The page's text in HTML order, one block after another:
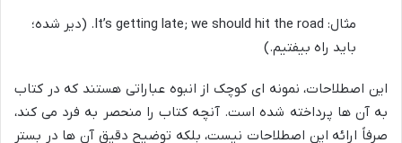
مثال: It’s getting late; we should hit the road. (دیر شده؛
باید راه بیفتیم.)
این اصطلاحات، نمونه ای کوچک از انبوه عباراتی هستند که در کتاب
به آن ها پرداخته شده است. آنچه کتاب را منحصر به فرد می کند،
صرفاً ارائه این اصطلاحات نیست، بلکه توضیح دقیق آن ها در بستر